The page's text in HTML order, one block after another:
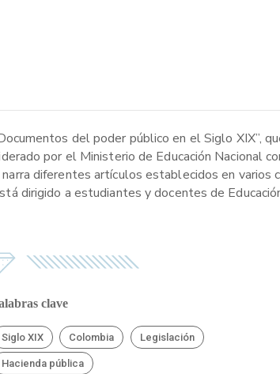
del poder público en el Siglo XIX”,
por el Ministerio de Educación Nacional
diferentes artículos establecidos en
dirigido a estudiantes y docentes de
clave
Siglo XIX Colombia Legislación
Hacienda pública